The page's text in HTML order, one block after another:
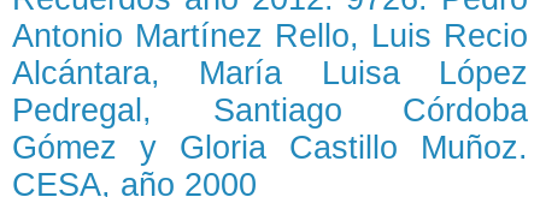
Antonio Martínez Rello, Luis Recio
Alcántara, María Luisa López
Pedregal, Santiago Córdoba
Gómez y Gloria Castillo Muñoz.
CESA, año 2000